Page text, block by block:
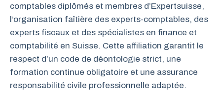
comptables diplômés et membres d’Expertsuisse,
l’organisation faîtière des experts-comptables, des
experts fiscaux et des spécialistes en finance et
comptabilité en Suisse. Cette affiliation garantit le
respect d’un code de déontologie strict, une
formation continue obligatoire et une assurance
responsabilité civile professionnelle adaptée.